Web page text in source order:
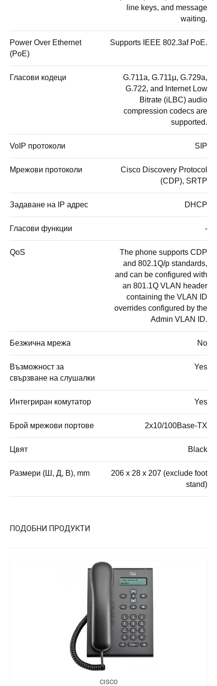
line keys, and message
waiting.
Power Over Ethernet
(PoE)
Supports IEEE 802.3af PoE.
Гласови кодеци
G.711a, G.711µ, G.729a,
G.722, and Internet Low
Bitrate (iLBC) audio
compression codecs are
supported.
VoIP протоколи SIP
Мрежови протоколи
Cisco Discovery Protocol
(CDP), SRTP
Задаване на IP адрес DHCP
Гласови функции -
QoS
The phone supports CDP
and 802.1Q/p standards,
and can be configured with
an 801.1Q VLAN header
containing the VLAN ID
overrides configured by the
Admin VLAN ID.
Безжична мрежа No
Възможност за
свързване на слушалки
Yes
Интегриран комутатор Yes
Брой мрежови портове 2x10/100Base-TX
Цвят Black
Размери (Ш, Д, В), mm
206 x 28 x 207 (exclude foot
stand)
ПОДОБНИ ПРОДУКТИ
CISCO